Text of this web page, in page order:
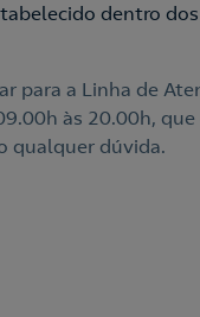
dentro
para a Linha de
às 20.00h,
qualquer dúvida.